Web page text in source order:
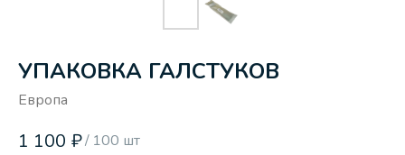
УПАКОВКА ГАЛСТУКОВ
Европа
1 100 ₽/ 100 шт